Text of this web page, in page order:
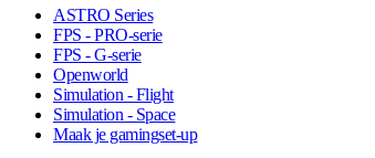
ASTRO Series
FPS - PRO-serie
FPS - G-serie
Openworld
Simulation - Flight
Simulation - Space
Maak je gamingset-up